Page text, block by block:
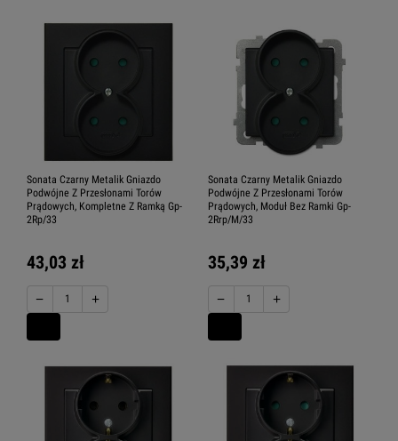
Sonata Czarny Metalik Gniazdo
Podwójne Z Przesłonami Torów
Prądowych, Kompletne Z Ramką Gp-
2Rp/33
43,03 zł
− +
Sonata Czarny Metalik Gniazdo
Podwójne Z Przesłonami Torów
Prądowych, Moduł Bez Ramki Gp-
2Rrp/M/33
35,39 zł
− +